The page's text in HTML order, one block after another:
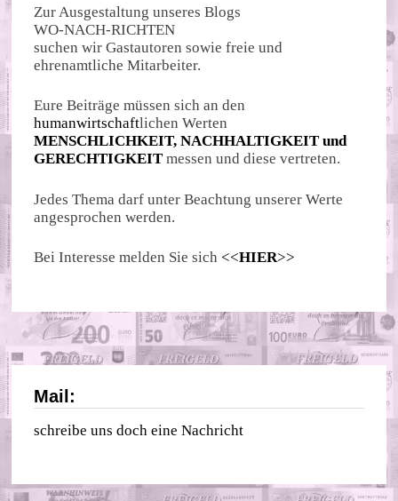
Zur Ausgestaltung unseres Blogs
WO-NACH-RICHTEN
suchen wir Gastautoren sowie freie und
ehrenamtliche Mitarbeiter.
Eure Beiträge müssen sich an den
humanwirtschaftlichen Werten
MENSCHLICHKEIT, NACHHALTIGKEIT und
GERECHTIGKEIT messen und diese vertreten.
Jedes Thema darf unter Beachtung unserer Werte
angesprochen werden.
Bei Interesse melden Sie sich <<HIER>>
Mail:
schreibe uns doch eine Nachricht